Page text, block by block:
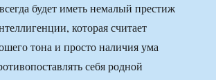
будет иметь немалый престиж
которая считает
тона и просто наличия ума
себя родной